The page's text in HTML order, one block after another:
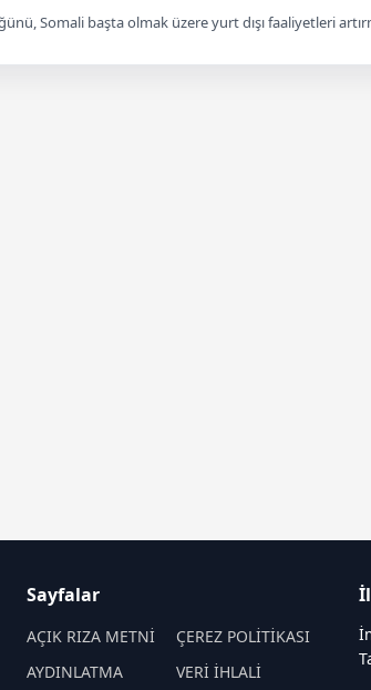
Somali başta olmak üzere yurt dışı faaliyetleri
Sayfalar
AÇIK RIZA METNİ
ÇEREZ POLİTİKASI
AYDINLATMA
VERİ İHLALİ